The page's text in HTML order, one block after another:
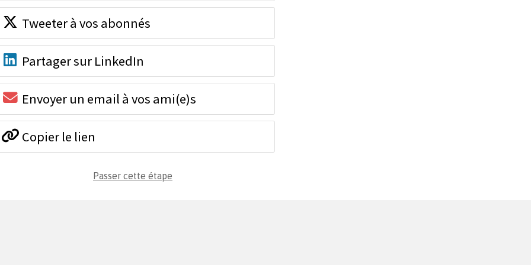
Tweeter à vos abonnés
Partager sur LinkedIn
Envoyer un email à vos ami(e)s
Copier le lien
Passer cette étape